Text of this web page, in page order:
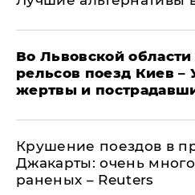
Во Львовской
рельсов поезд Киев –
жертвы и
Крушение поездов в
Джакарты: очень
раненых – Reuters